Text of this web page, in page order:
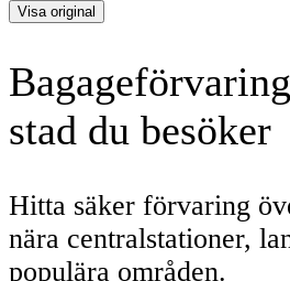
Visa original
stad du besöker
Hitta säker förvaring
nära centralstationer,
populära områden.